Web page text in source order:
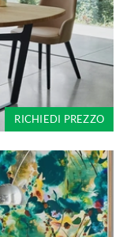
RICHIEDI PREZZO